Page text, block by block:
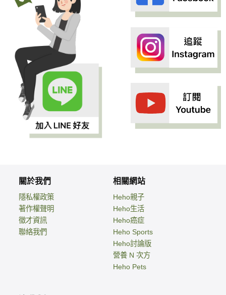
關於我們
隱私權政策
著作權聲明
徵才資訊
聯絡我們
相關網站
Heho親子
Heho生活
Heho癌症
Heho Sports
Heho討論版
營養 N 次方
Heho Pets